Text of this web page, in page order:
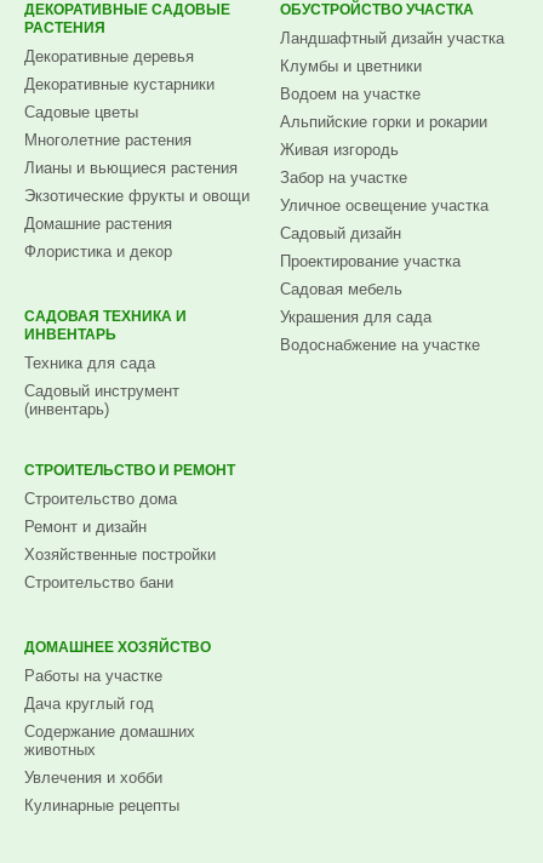
ДЕКОРАТИВНЫЕ САДОВЫЕ
РАСТЕНИЯ
Декоративные деревья
Декоративные кустарники
Садовые цветы
Многолетние растения
Лианы и вьющиеся растения
Экзотические фрукты и овощи
Домашние растения
Флористика и декор
САДОВАЯ ТЕХНИКА И
ИНВЕНТАРЬ
Техника для сада
Садовый инструмент
(инвентарь)
ОБУСТРОЙСТВО УЧАСТКА
Ландшафтный дизайн участка
Клумбы и цветники
Водоем на участке
Альпийские горки и рокарии
Живая изгородь
Забор на участке
Уличное освещение участка
Садовый дизайн
Проектирование участка
Садовая мебель
Украшения для сада
Водоснабжение на участке
СТРОИТЕЛЬСТВО И РЕМОНТ
Строительство дома
Ремонт и дизайн
Хозяйственные постройки
Строительство бани
ДОМАШНЕЕ ХОЗЯЙСТВО
Работы на участке
Дача круглый год
Содержание домашних
животных
Увлечения и хобби
Кулинарные рецепты